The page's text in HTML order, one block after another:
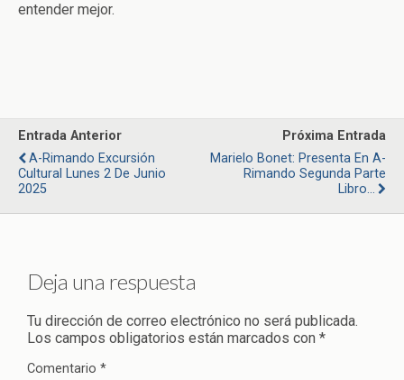
entender mejor.
Entrada Anterior
A-Rimando Excursión
Cultural Lunes 2 De Junio
2025
Próxima Entrada
Marielo Bonet: Presenta En A-
Rimando Segunda Parte
Libro…
Deja una respuesta
Tu dirección de correo electrónico no será publicada.
Los campos obligatorios están marcados con *
Comentario *